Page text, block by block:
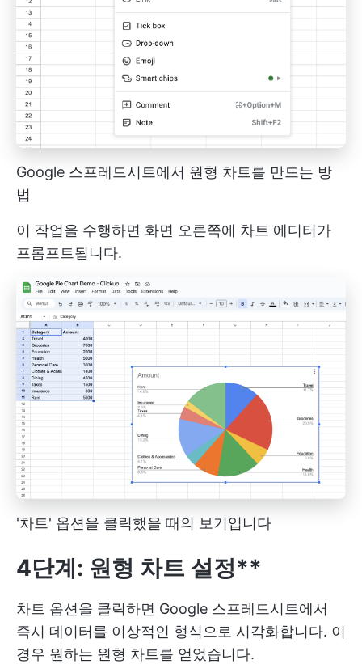
Google 스프레드시트에서 원형 차트를 만드는 방
법
이 작업을 수행하면 화면 오른쪽에 차트 에디터가
프롬프트됩니다.
'차트' 옵션을 클릭했을 때의 보기입니다
4단계: 원형 차트 설정**
차트 옵션을 클릭하면 Google 스프레드시트에서
즉시 데이터를 이상적인 형식으로 시각화합니다. 이
경우 원하는 원형 차트를 얻었습니다.